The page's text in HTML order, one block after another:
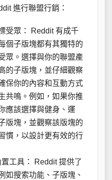
進行聯盟行銷：
受眾： Reddit 有成千
個子版塊都有其獨特的
眾。選擇與你的聯盟產
的子版塊，並仔細觀察
保你的內容和互動方式
共鳴。例如，如果你推
應該選擇與健身、運
版塊，並觀察該版塊的
慣，以設計更有效的行
工具： Reddit 提供了
如搜索功能、子版塊、